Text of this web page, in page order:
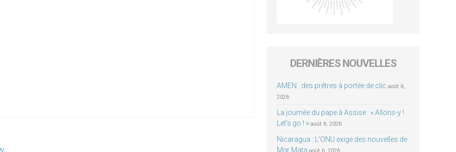
DERNIÈRES NOUVELLES
AMEN : des prêtres à portée de clic août 6,
2026
La journée du pape à Assise : « Allons-y !
Let’s go ! » août 6, 2026
Nicaragua : L’ONU exige des nouvelles de
Mgr Mata